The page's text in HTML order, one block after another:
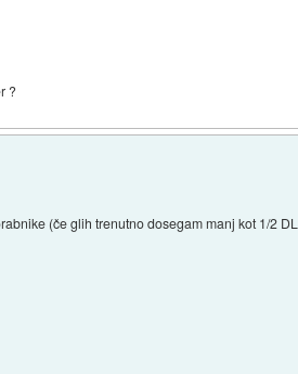
?
(če glih trenutno dosegam manj kot 1/2